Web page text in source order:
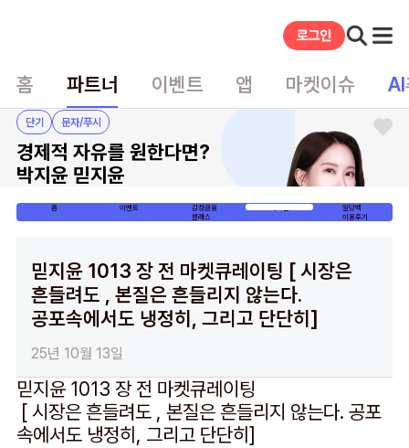
홈 파트너 이벤트 앱 마켓이슈 AI
단기 문자/푸시
경제적 자유를 원한다면?
박지윤 믿지윤
홈 이벤트
감정금융
클래스
일당백
이용후기
믿지윤 1013 장 전 마켓큐레이팅 [ 시장은
흔들려도 , 본질은 흔들리지 않는다.
공포속에서도 냉정히, 그리고 단단히]
25년 10월 13일
믿지윤 1013 장 전 마켓큐레이팅
[ 시장은 흔들려도 , 본질은 흔들리지 않는다. 공포
속에서도 냉정히, 그리고 단단히]